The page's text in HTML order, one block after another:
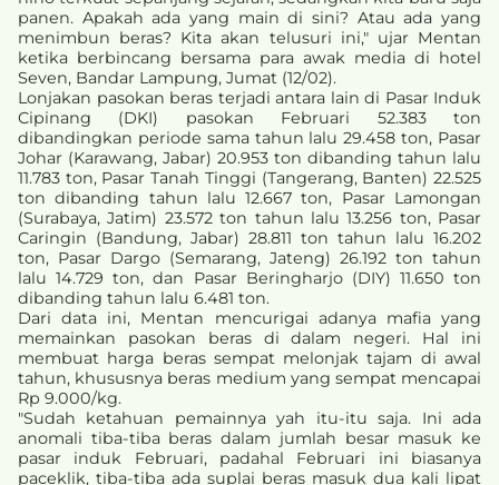
panen. Apakah ada yang main di sini? Atau ada yang
menimbun beras? Kita akan telusuri ini," ujar Mentan
ketika berbincang bersama para awak media di hotel
Seven, Bandar Lampung, Jumat (12/02).
Lonjakan pasokan beras terjadi antara lain di Pasar Induk
Cipinang (DKI) pasokan Februari 52.383 ton
dibandingkan periode sama tahun lalu 29.458 ton, Pasar
Johar (Karawang, Jabar) 20.953 ton dibanding tahun lalu
11.783 ton, Pasar Tanah Tinggi (Tangerang, Banten) 22.525
ton dibanding tahun lalu 12.667 ton, Pasar Lamongan
(Surabaya, Jatim) 23.572 ton tahun lalu 13.256 ton, Pasar
Caringin (Bandung, Jabar) 28.811 ton tahun lalu 16.202
ton, Pasar Dargo (Semarang, Jateng) 26.192 ton tahun
lalu 14.729 ton, dan Pasar Beringharjo (DIY) 11.650 ton
dibanding tahun lalu 6.481 ton.
Dari data ini, Mentan mencurigai adanya mafia yang
memainkan pasokan beras di dalam negeri. Hal ini
membuat harga beras sempat melonjak tajam di awal
tahun, khususnya beras medium yang sempat mencapai
Rp 9.000/kg.
"Sudah ketahuan pemainnya yah itu-itu saja. Ini ada
anomali tiba-tiba beras dalam jumlah besar masuk ke
pasar induk Februari, padahal Februari ini biasanya
paceklik, tiba-tiba ada suplai beras masuk dua kali lipat